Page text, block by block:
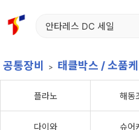
홈 신상품 재입고 베
공통장비 태클박스 / 소품
플라노 해동
다이와 슈어